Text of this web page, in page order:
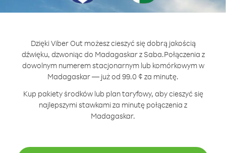
Dzięki Viber Out możesz cieszyć się dobrą jakością
dźwięku, dzwoniąc do Madagaskar z Saba.Połączenia z
dowolnym numerem stacjonarnym lub komórkowym w
Madagaskar — już od 99.0 ¢ za minutę.
Kup pakiety środków lub plan taryfowy, aby cieszyć się
najlepszymi stawkami za minutę połączenia z
Madagaskar.